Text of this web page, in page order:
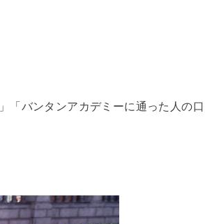
「バンタンアカデミーに通った人の口